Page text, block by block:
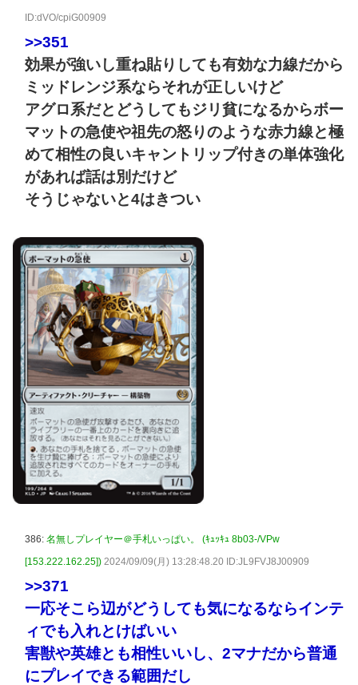
ID:dVO/cpiG00909
>>351
効果が強いし重ね貼りしても有効な力線だから
ミッドレンジ系ならそれが正しいけど
アグロ系だとどうしてもジリ貧になるからボー
マットの急使や祖先の怒りのような赤力線と極
めて相性の良いキャントリップ付きの単体強化
があれば話は別だけど
そうじゃないと4はきつい
386: 名無しプレイヤー＠手札いっぱい。 (ｷｭｯｷｭ 8b03-/VPw
[153.222.162.25]) 2024/09/09(月) 13:28:48.20 ID:JL9FVJ8J00909
>>371
一応そこら辺がどうしても気になるならインテ
ィでも入れとけばいい
害獣や英雄とも相性いいし、2マナだから普通
にプレイできる範囲だし